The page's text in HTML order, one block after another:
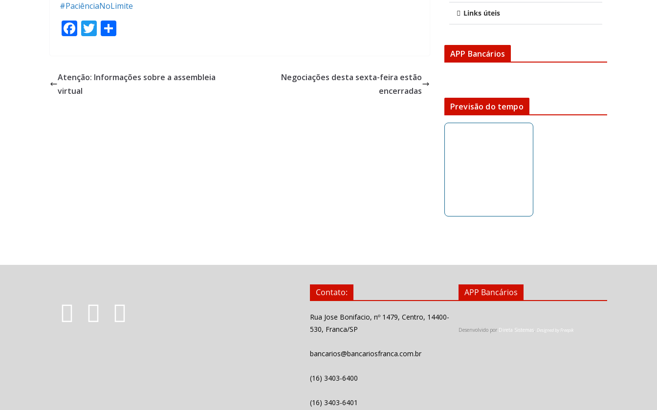
#PaciênciaNoLimite
F
b
o
T
er e
Atenção: Informações sobre a assembleia
virtual
Negociações desta sexta-feira estão
encerradas
Links úteis
APP Bancários
Previsão do tempo
Contato:
Rua Jose Bonifacio, nº 1479, Centro, 14400-
530, Franca/SP
bancarios@bancariosfranca.com.br
(16) 3403-6400
(16) 3403-6401
APP Bancários
Desenvolvido por Direta Sistemas. Designed by Freepik